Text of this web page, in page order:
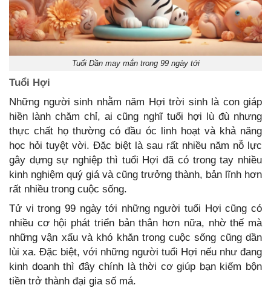
Tuổi Dần may mắn trong 99 ngày tới
Tuổi Hợi
Những người sinh nhằm năm Hợi trời sinh là con giáp
hiền lành chăm chỉ, ai cũng nghĩ tuổi hợi lù đù nhưng
thực chất họ thường có đầu óc linh hoạt và khả năng
học hỏi tuyệt vời. Đặc biệt là sau rất nhiều năm nỗ lực
gây dựng sự nghiệp thì tuổi Hợi đã có trong tay nhiều
kinh nghiệm quý giá và cũng trưởng thành, bản lĩnh hơn
rất nhiều trong cuộc sống.
Tử vi trong 99 ngày tới những người tuổi Hợi cũng có
nhiều cơ hội phát triển bản thân hơn nữa, nhờ thế mà
những vận xấu và khó khăn trong cuộc sống cũng dần
lùi xa. Đặc biệt, với những người tuổi Hợi nếu như đang
kinh doanh thì đây chính là thời cơ giúp bạn kiếm bộn
tiền trở thành đại gia số má.